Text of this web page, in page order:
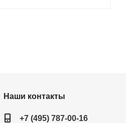
Наши контакты
+7 (495) 787-00-16